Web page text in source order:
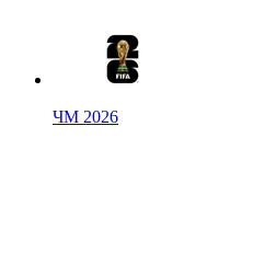
ЧМ 2026